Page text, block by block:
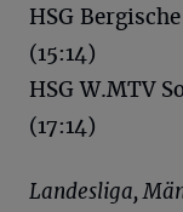
HSG
(15:14)
HSG W.MTV
(17:14)
Landesliga,